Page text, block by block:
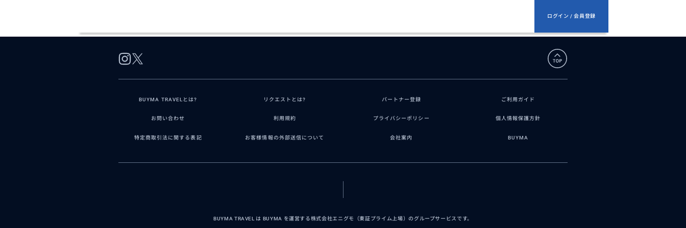
ログイン / 会員登録
BUYMA TRAVELとは? リクエストとは? パートナー登録 ご利用ガイド
お問い合わせ 利用規約 プライバシーポリシー 個人情報保護方針
特定商取引法に関する表記 お客様情報の外部送信について 会社案内 BUYMA
BUYMA TRAVEL は BUYMA を運営する株式会社エニグモ（東証プライム上場）のグループサービスです。